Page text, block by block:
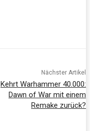
Nächster Artikel
Kehrt Warhammer 40.000:
Dawn of War mit einem
Remake zurück?